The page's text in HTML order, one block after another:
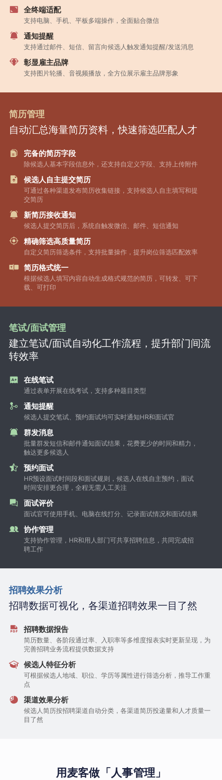
全终端适配
支持电脑、手机、平板多端操作，全面贴合微信
通知提醒
支持通过邮件、短信、留言向候选人触发通知提醒/发送消息
彰显雇主品牌
支持图片轮播、音视频播放，全方位展示雇主品牌形象
简历管理
自动汇总海量简历资料，快速筛选匹配人才
完备的简历字段
除候选人基本字段信息外，还支持自定义字段、支持上传附件
候选人自主提交简历
可通过各种渠道发布简历收集链接，支持候选人自主填写和提
交简历
新简历接收通知
候选人提交简历后，系统自触发微信、邮件、短信通知
精确筛选高质量简历
自定义简历筛选条件，支持批量操作，提升岗位筛选匹配效率
简历格式统一
根据候选人填写内容自动生成格式规范的简历，可转发、可下
载、可打印
笔试/面试管理
建立笔试/面试自动化工作流程，提升部门间流
转效率
在线笔试
通过表单开展在线考试，支持多种题目类型
通知提醒
候选人提交笔试、预约面试均可实时通知HR和面试官
群发消息
批量群发短信和邮件通知面试结果，花费更少的时间和精力，
触达更多候选人
预约面试
HR预设面试时间段和面试规则，候选人在线自主预约，面试
时间安排更合理，全程无需人工关注
面试评价
面试官可使用手机、电脑在线打分、记录面试情况和面试结果
协作管理
支持协作管理，HR和用人部门可共享招聘信息，共同完成招
聘工作
招聘效果分析
招聘数据可视化，各渠道招聘效果一目了然
招聘数据报告
简历数量、各阶段通过率、入职率等多维度报表实时更新呈现，为
完善招聘业务流程提供数据支持
候选人特征分析
可根据候选人地域、职位、学历等属性进行筛选分析，推导工作重
点
渠道效果分析
候选人简历按招聘渠道自动分类，各渠道简历投递量和人才质量一
目了然
用麦客做「人事管理」